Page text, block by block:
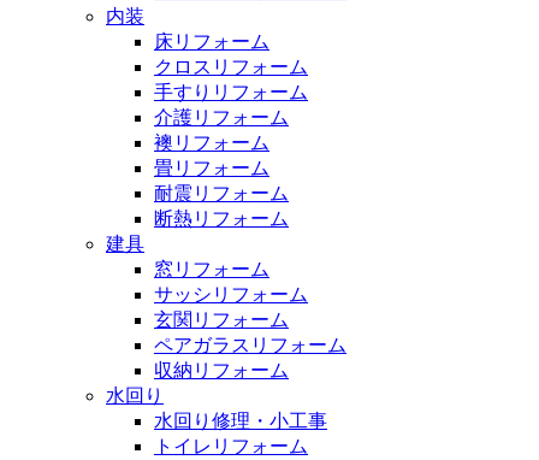
内装
床リフォーム
クロスリフォーム
手すりリフォーム
介護リフォーム
襖リフォーム
畳リフォーム
耐震リフォーム
断熱リフォーム
建具
窓リフォーム
サッシリフォーム
玄関リフォーム
ペアガラスリフォーム
収納リフォーム
水回り
水回り修理・小工事
トイレリフォーム